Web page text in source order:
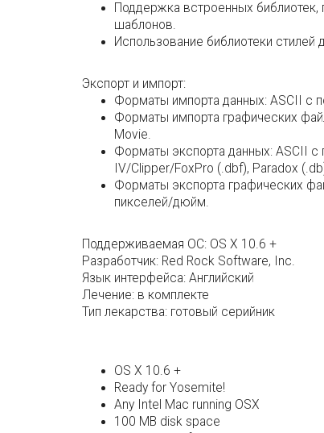
Поддержка встроенных
шаблонов.
Использование библиотеки
Экспорт и импорт:
Форматы импорта данных: ASCII с
Форматы импорта графических
Movie.
Форматы экспорта данных: ASCII с
IV/Clipper/FoxPro (.dbf), Paradox
Форматы экспорта графических
пикселей/дюйм.
Поддерживаемая ОС: OS X 10.6 +
Разработчик: Red Rock Software, Inc.
Язык интерфейса: Английский
Лечение: в комплекте
Тип лекарства: готовый серийник
OS X 10.6 +
Ready for Yosemite!
Any Intel Mac running OSX
100 MB disk space